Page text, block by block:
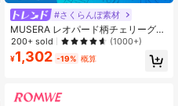
#さくらんぼ素材
MUSERA レオパード柄チェリーグラ
フィックTシャツ オーバーサイズト
ップス クール 日常 バケーション オ
ーバーサイズグラフィックTシャツ
200+ sold (1000+)
¥1,302 -19% 概算